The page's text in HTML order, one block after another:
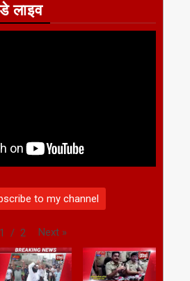
लाइव
to my channel
1 / 2 Next »